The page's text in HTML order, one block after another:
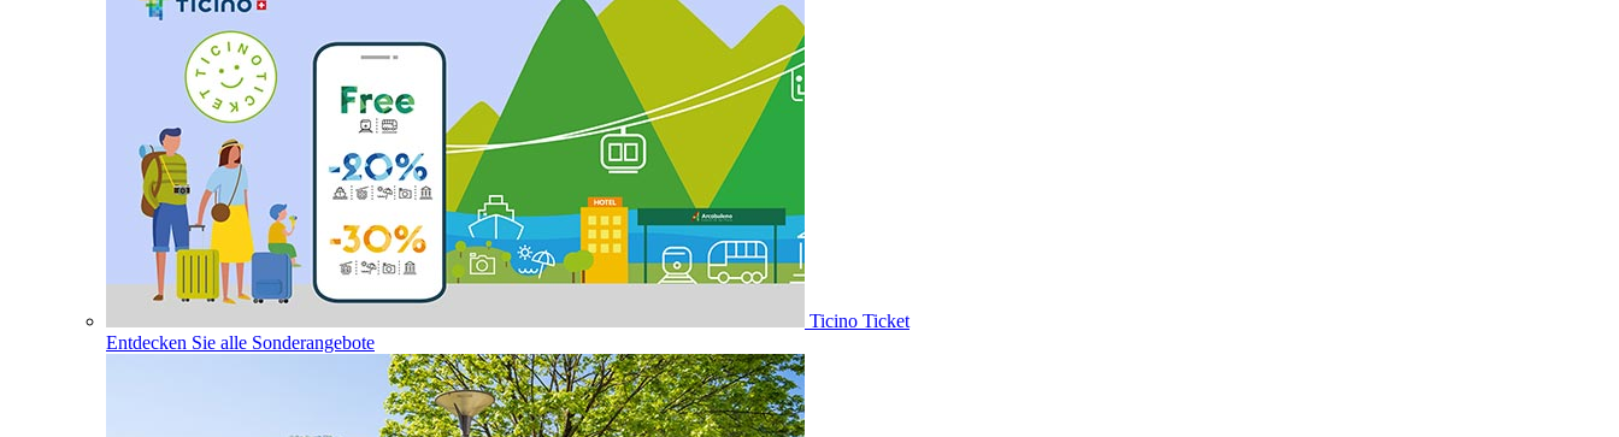
Ticino Ticket
Entdecken Sie alle Sonderangebote